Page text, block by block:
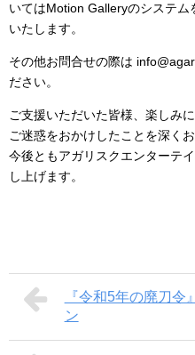
いてはMotion Galleryのシステム
いたします。
その他お問合せの際は
ださい。
ご支援いただいた皆様、楽しみ
ご迷惑をおかけしたことを深く
今後ともアガリスクエンターテ
し上げます。
『令和5年の廃刀
ン